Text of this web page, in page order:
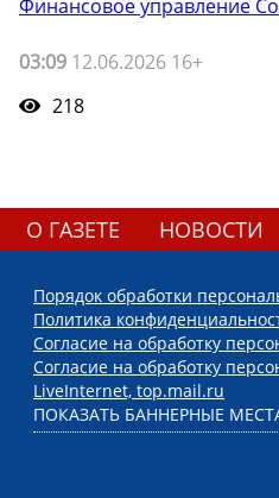
Финансовое управление
03:09 12.06.2026 16+
218
О ГАЗЕТЕ НОВОСТИ
Порядок обработки
Политика
Согласие на обработку
Согласие на обработку
LiveInternet, top.mail.ru
ПОКАЗАТЬ БАННЕРНЫЕ